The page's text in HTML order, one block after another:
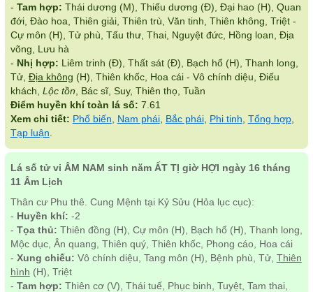
- Tam hợp: Thái dương (M), Thiếu dương (Đ), Đại hao (H), Quan
đới, Đào hoa, Thiên giải, Thiên trù, Văn tinh, Thiên không, Triệt -
Cự môn (H), Tử phù, Tấu thư, Thai, Nguyệt đức, Hồng loan, Địa
võng, Lưu hà
- Nhị hợp: Liêm trinh (Đ), Thất sát (Đ), Bạch hổ (H), Thanh long,
Tử, Địa không (H), Thiên khốc, Hoa cái - Vô chính diệu, Điếu
khách, Lộc tồn , Bác sĩ, Suy, Thiên thọ, Tuần
Điểm huyền khí toàn lá số: 7.61
Xem chi tiết: Phổ biến Nam phái, Bắc phái, Phi tinh Tổng hợp,
Tạp luận
Lá số tử vi ÂM NAM sinh năm ẤT TỊ giờ HỢI ngày 16 tháng
11 Âm Lịch
Thân cư Phu thê. Cung Mệnh tại Kỷ Sửu (Hỏa lục cục):
- Huyền khí: -2
- Tọa thủ: Thiên đồng (H), Cự môn (H), Bạch hổ (H), Thanh long,
Mộc dục, Ân quang, Thiên quý, Thiên khốc, Phong cáo, Hoa cái
- Xung chiếu: Vô chính diệu, Tang môn (H), Bệnh phù, Tử, Thiên
hình (H), Triệt
- Tam hợp: Thiên cơ (V), Thái tuế, Phục binh, Tuyệt, Tam thai,